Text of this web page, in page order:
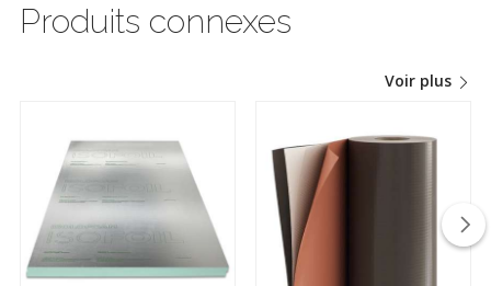
Produits connexes
Voir plus